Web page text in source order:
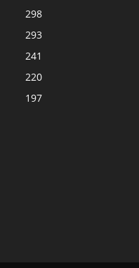
298
293
241
220
197